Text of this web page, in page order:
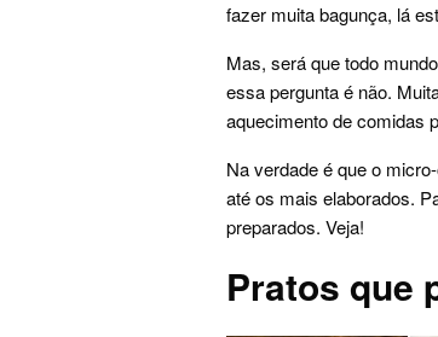
fazer muita bagunça, lá
Mas, será que todo
essa pergunta é não.
aquecimento de comidas
Na verdade é que o
até os mais elaborados.
preparados. Veja!
Pratos que